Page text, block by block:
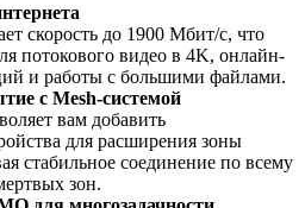
скорость до 1900 Мбит/с, что
потокового видео в 4K, онлайн-
и работы с большими файлами.
с Mesh-системой
вам добавить
для расширения зоны
стабильное соединение по всему
зон.